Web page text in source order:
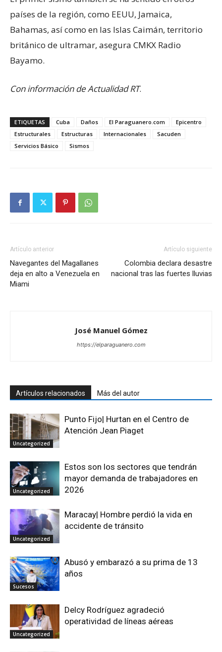
países de la región, como EEUU, Jamaica,
Bahamas, así como en las Islas Caimán, territorio
británico de ultramar, asegura CMKX Radio
Bayamo.
Con información de Actualidad RT.
ETIQUETAS Cuba Daños El Paraguanero.com
Epicentro
Estructurales
Estructuras Internacionales
Sacuden
Servicios Básico
Sismos
Artículo anterior
Navegantes del Magallanes
deja en alto a Venezuela en
Miami
Artículo siguiente
Colombia declara desastre
nacional tras las fuertes lluvias
José Manuel Gómez
https://elparaguanero.com
Artículos relacionados Más del autor
Uncategorized
Punto Fijo| Hurtan en el Centro de
Atención Jean Piaget
Uncategorized
Estos son los sectores que tendrán
mayor demanda de trabajadores en
2026
Uncategorized
Maracay| Hombre perdió la vida en
accidente de tránsito
Sucesos
Abusó y embarazó a su prima de 13
años
Uncategorized
Delcy Rodríguez agradeció
operatividad de líneas aéreas